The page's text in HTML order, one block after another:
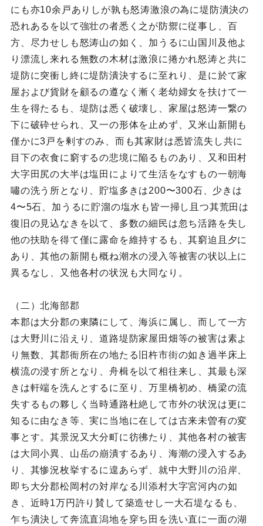
にも亦10余戸ありしが孰も怒涛激浪の為に堤防潰決の
恐れあるを以て強壮の者悉く之が防禦に従事し、百
方、尽力せしも怒涛山の如く、加うるに山国川及他よ
り漂流し来れる無数の木材は激浪に捲かれ怒涛と共に
堤防に突衝し終に堤防潰決するに至れり、是に於て家
屋および貨財を顧るの遵なく漸く老幼婦女を扶けて一
生を得たるも、堤防は悉く破壊し、家屋は怒涛一繋の
下に破砕せられ、又一の形体を止めず、又米山新開も
僅かに3戸を剰すのみ、而も其家財は悉皆流失し共に
目下の衣食に窮するの悲境に陥るものあり、又和田村
大字田尻の大半は塩田によりて生活をなすもの一朝海
嘯の洗う所となり、貯塩多きは200〜300石、少きは
4〜5石、加うるに貯溜の塩水も皆一掃し且つ其荒田は
復旧の見込なきを以て、多数の細民は忽ち活路を失し
他の扶助を得て僅に露命を維持するも、其窮迫且夕に
あり、其他の新開も概ね潮水の浸入等被害の状以上に
異るなし、又他各村の状況も大同なり。
（二）北海部郡
本郡は大分郡の東隣にして、海浜に属し、而して一方
は大野川に沿えり、道路堤防家屋田畑等の被害は素よ
り無数、其郡衙所在の地たる旧杵市街の如き過半床上
横流の浸す所となり、舟楫を以て相往来し、其最も深
きは軒端を洗んとするに至り、万里橋初め、橋梁の流
失するもの夥しく当時通路杜絶して市外の状況は更に
知るに由なき等、実に当地に在しては古来未曽有の変
事とす。其景況又大分町に彷彿たり、其他各村の被害
は大同小異、山岳の崩潰するあり、海潮の浸入するあ
り、其惨況枚挙するに遑あらず、就中大野川の沿岸、
即ち大分郡松岡村の対岸なる川添村大字宮河内の如
き、近時1万円許り賛して築造せし一大石堤なるも、
乍ち潰決して奔流直潟地を穿ち田を洗い直に一面の湖